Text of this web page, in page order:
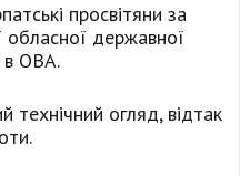
просвітяни за
обласної державної
в ОВА.
огляд, відтак